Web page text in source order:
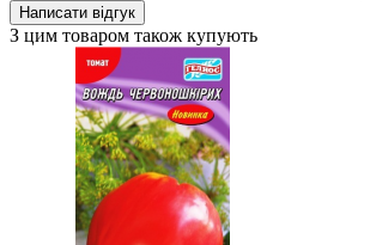
Написати відгук
З цим товаром також купують